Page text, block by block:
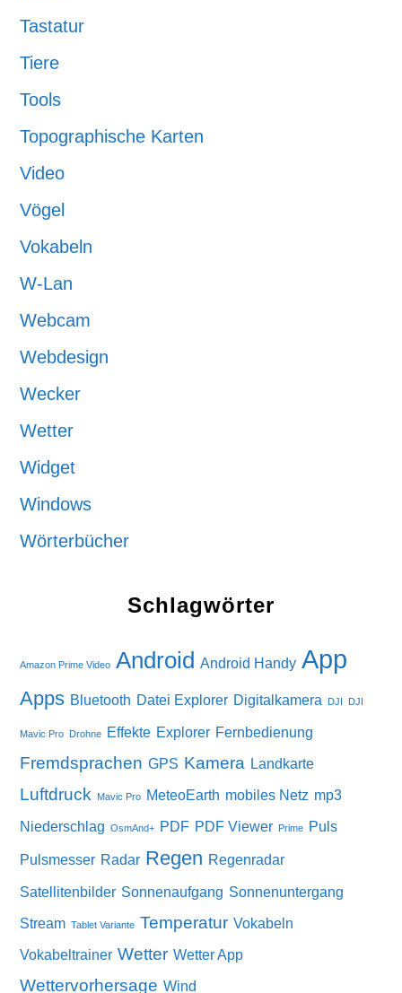
Tastatur
Tiere
Tools
Topographische Karten
Video
Vögel
Vokabeln
W-Lan
Webcam
Webdesign
Wecker
Wetter
Widget
Windows
Wörterbücher
Schlagwörter
Amazon Prime Video Android Android Handy App
Apps Bluetooth Datei Explorer Digitalkamera DJI DJI
Mavic Pro Drohne Effekte Explorer Fernbedienung
Fremdsprachen GPS Kamera Landkarte
Luftdruck Mavic Pro MeteoEarth mobiles Netz mp3
Niederschlag OsmAnd+ PDF PDF Viewer Prime Puls
Pulsmesser Radar Regen Regenradar
Satellitenbilder Sonnenaufgang Sonnenuntergang
Stream Tablet Variante Temperatur Vokabeln
Vokabeltrainer Wetter Wetter App
Wettervorhersage Wind